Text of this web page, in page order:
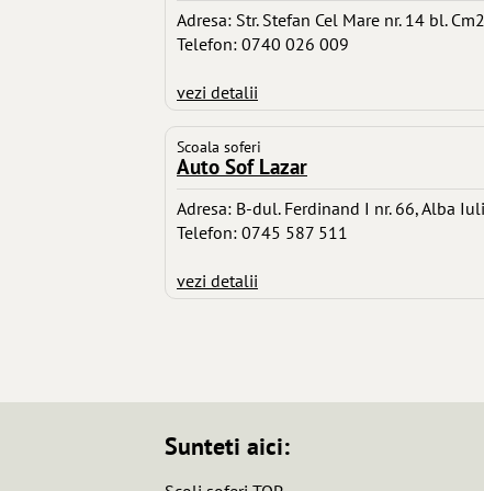
Adresa: Str. Stefan Cel Mare nr. 14 bl.
Telefon: 0740 026 009
vezi detalii
Scoala soferi
Auto Sof Lazar
Adresa: B-dul. Ferdinand I nr. 66, Alba
Telefon: 0745 587 511
vezi detalii
Sunteti aici: